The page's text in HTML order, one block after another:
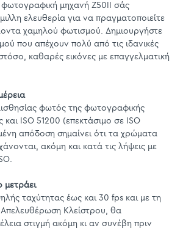
φωτογραφική μηχανή Z50II σάς
ελευθερία για να πραγματοποιείτε
χαμηλού φωτισμού. Δημιουργήστε
που απέχουν πολύ από τις ιδανικές
καθαρές εικόνες με επαγγελματική
φωτός της φωτογραφικής
και ISO 51200 (επεκτάσιμο σε ISO
απόδοση σημαίνει ότι τα χρώματα
ακόμη και κατά τις λήψεις με
μετράει
ταχύτητας έως και 30 fps και με τη
Κλείστρου, θα
στιγμή ακόμη κι αν συνέβη πριν